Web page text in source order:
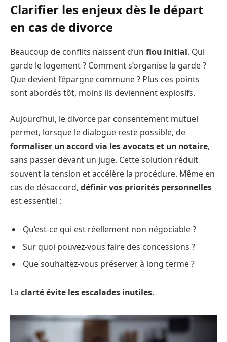
Clarifier les enjeux dès le départ
en cas de divorce
Beaucoup de conflits naissent d’un flou initial. Qui
garde le logement ? Comment s’organise la garde ?
Que devient l’épargne commune ? Plus ces points
sont abordés tôt, moins ils deviennent explosifs.
Aujourd’hui, le divorce par consentement mutuel
permet, lorsque le dialogue reste possible, de
formaliser un accord via les avocats et un notaire,
sans passer devant un juge. Cette solution réduit
souvent la tension et accélère la procédure. Même en
cas de désaccord, définir vos priorités personnelles
est essentiel :
Qu’est-ce qui est réellement non négociable ?
Sur quoi pouvez-vous faire des concessions ?
Que souhaitez-vous préserver à long terme ?
La clarté évite les escalades inutiles.